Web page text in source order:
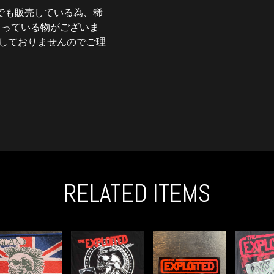
も販売している為、稀
ている物がございま
ておりませんのでご理
RELATED ITEMS